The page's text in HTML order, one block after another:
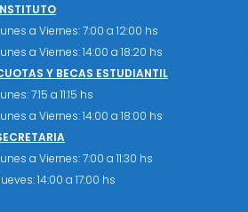
a Viernes: 7:00 a 12:00 hs
a Viernes: 14:00 a 18:20 hs
Y BECAS ESTUDIANTIL
7:15 a 11:15 hs
a Viernes: 14:00 a 18:00 hs
a Viernes: 7:00 a 11:30 hs
14:00 a 17:00 hs